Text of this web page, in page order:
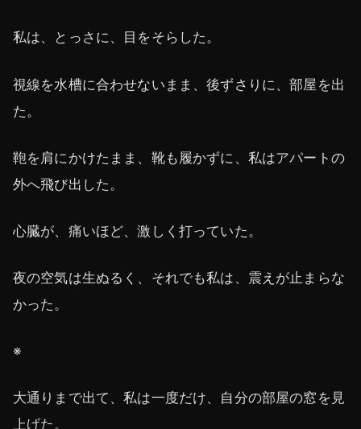
私は、とっさに、目をそらした。
視線を水槽に合わせないまま、後ずさりに、部屋を出
た。
鞄を肩にかけたまま、靴も履かずに、私はアパートの
外へ飛び出した。
心臓が、痛いほど、激しく打っていた。
夜の空気は生ぬるく、それでも私は、震えが止まらな
かった。
※
大通りまで出て、私は一度だけ、自分の部屋の窓を見
上げた。